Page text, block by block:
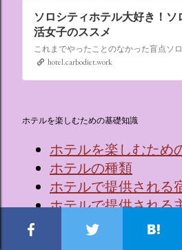
ソロシティホテル大好き！ソ
活女子のススメ
hotel.carbodiet.work
ホテルを楽しむための基礎知識
ホテルを楽しむため
ホテルの種類
ホテルで提供される
ホテルで提供される
ホテル採用のベッド